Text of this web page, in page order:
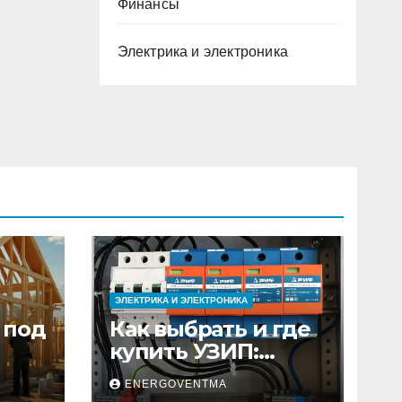
Финансы
Электрика и электроника
под
ЭЛЕКТРИКА И ЭЛЕКТРОНИКА
Как выбрать и где
купить УЗИП:
особенности
устройств защиты
ENERGOVENTMA